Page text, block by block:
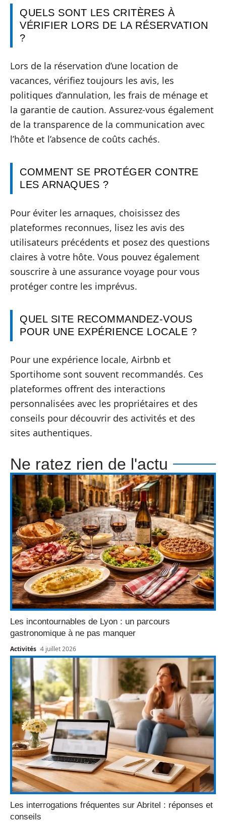
QUELS SONT LES CRITÈRES À
VÉRIFIER LORS DE LA RÉSERVATION
?
Lors de la réservation d’une location de
vacances, vérifiez toujours les avis, les
politiques d’annulation, les frais de ménage et
la garantie de caution. Assurez-vous également
de la transparence de la communication avec
l’hôte et l’absence de coûts cachés.
COMMENT SE PROTÉGER CONTRE
LES ARNAQUES ?
Pour éviter les arnaques, choisissez des
plateformes reconnues, lisez les avis des
utilisateurs précédents et posez des questions
claires à votre hôte. Vous pouvez également
souscrire à une assurance voyage pour vous
protéger contre les imprévus.
QUEL SITE RECOMMANDEZ-VOUS
POUR UNE EXPÉRIENCE LOCALE ?
Pour une expérience locale, Airbnb et
Sportihome sont souvent recommandés. Ces
plateformes offrent des interactions
personnalisées avec les propriétaires et des
conseils pour découvrir des activités et des
sites authentiques.
Ne ratez rien de l'actu
Les incontournables de Lyon : un parcours
gastronomique à ne pas manquer
Activités 4 juillet 2026
Les interrogations fréquentes sur Abritel : réponses et
conseils